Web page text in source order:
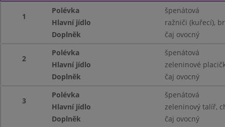
1
Polévka
špenátová
Hlavní jídlo
ražniči (kuřecí),
Doplněk
čaj ovocný
2
Polévka
špenátová
Hlavní jídlo
zeleninové
Doplněk
čaj ovocný
3
Polévka
špenátová
Hlavní jídlo
zeleninový talíř,
Doplněk
čaj ovocný